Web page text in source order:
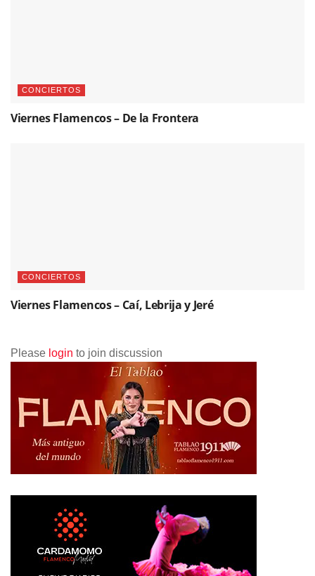
CONCIERTOS
Viernes Flamencos – De la Frontera
CONCIERTOS
Viernes Flamencos – Caí, Lebrija y Jeré
Please login to join discussion